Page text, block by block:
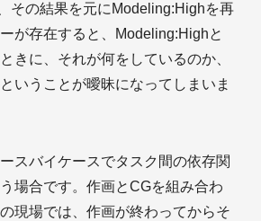
その結果を元にModeling:Highを再
が存在すると、Modeling:Highと
きに、それが何をしているのか、
いうことが曖昧になってしまいま
スバイケースでタスク間の依存関
場合です。作画とCGを組み合わ
現場では、作画が終わってからそ